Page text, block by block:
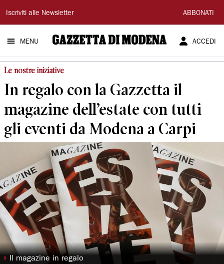
Gazzetta
di
Modena
Iscriviti alle Newsletter ABBONATI
MENU ACCEDI
Le nostre iniziative
In regalo con la Gazzetta il
magazine dell’estate con tutti
gli eventi da Modena a Carpi
◗ Il magazine in regalo